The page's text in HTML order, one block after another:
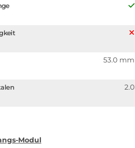
53.0 mm
2.0
Modul